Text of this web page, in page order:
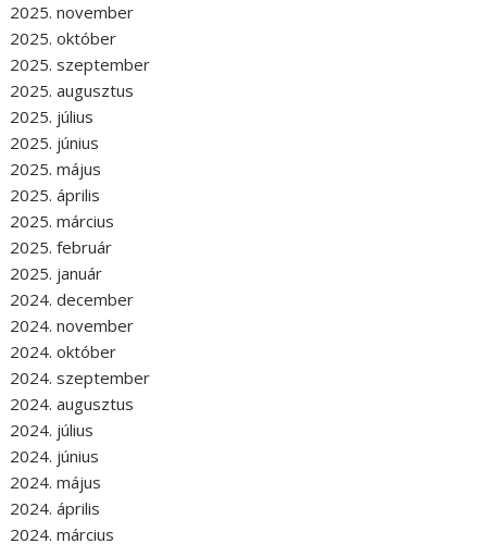
2025. november
2025. október
2025. szeptember
2025. augusztus
2025. július
2025. június
2025. május
2025. április
2025. március
2025. február
2025. január
2024. december
2024. november
2024. október
2024. szeptember
2024. augusztus
2024. július
2024. június
2024. május
2024. április
2024. március